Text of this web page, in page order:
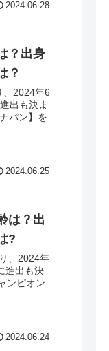
2024.06.28
？出身
？
、2024年6
出も決ま
パン】を
2024.06.25
は？出
?
、2024年
進出も決
ンピオン
2024.06.24